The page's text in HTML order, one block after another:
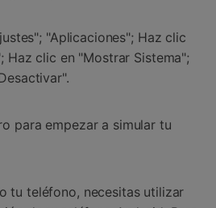
"Aplicaciones"; Haz clic
Haz clic en "Mostrar Sistema";
para empezar a simular tu
tu teléfono, necesitas utilizar